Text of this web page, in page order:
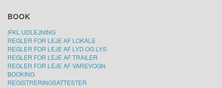
BOOK
IFKL UDLEJNING
REGLER FOR LEJE AF LOKALE
REGLER FOR LEJE AF LYD OG LYS
REGLER FOR LEJE AF TRAILER
REGLER FOR LEJE AF VAREVOGN
BOOKING
REGISTRERINGSATTESTER